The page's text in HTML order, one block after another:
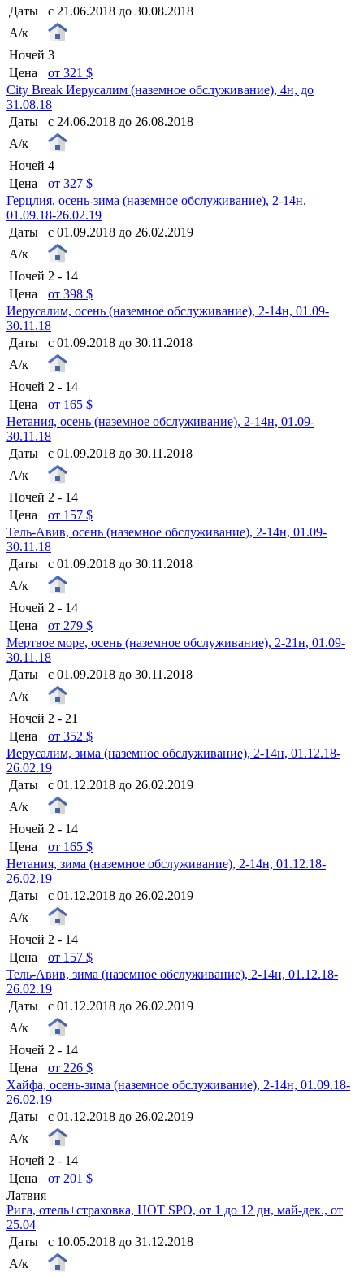
Даты
с 21.06.2018 до 30.08.2018
А/к
Ночей 3
Цена
от 321 $
City Break Иерусалим (наземное обслуживание), 4н, до
31.08.18
Даты
с 24.06.2018 до 26.08.2018
А/к
Ночей 4
Цена
от 327 $
Герцлия, осень-зима (наземное обслуживание), 2-14н,
01.09.18-26.02.19
Даты
с 01.09.2018 до 26.02.2019
А/к
Ночей 2 - 14
Цена
от 398 $
Иерусалим, осень (наземное обслуживание), 2-14н, 01.09-
30.11.18
Даты
с 01.09.2018 до 30.11.2018
А/к
Ночей 2 - 14
Цена
от 165 $
Нетания, осень (наземное обслуживание), 2-14н, 01.09-
30.11.18
Даты
с 01.09.2018 до 30.11.2018
А/к
Ночей 2 - 14
Цена
от 157 $
Тель-Авив, осень (наземное обслуживание), 2-14н, 01.09-
30.11.18
Даты
с 01.09.2018 до 30.11.2018
А/к
Ночей 2 - 14
Цена
от 279 $
Мертвое море, осень (наземное обслуживание), 2-21н, 01.09-
30.11.18
Даты
с 01.09.2018 до 30.11.2018
А/к
Ночей 2 - 21
Цена
от 352 $
Иерусалим, зима (наземное обслуживание), 2-14н, 01.12.18-
26.02.19
Даты
с 01.12.2018 до 26.02.2019
А/к
Ночей 2 - 14
Цена
от 165 $
Нетания, зима (наземное обслуживание), 2-14н, 01.12.18-
26.02.19
Даты
с 01.12.2018 до 26.02.2019
А/к
Ночей 2 - 14
Цена
от 157 $
Тель-Авив, зима (наземное обслуживание), 2-14н, 01.12.18-
26.02.19
Даты
с 01.12.2018 до 26.02.2019
А/к
Ночей 2 - 14
Цена
от 226 $
Хайфа, осень-зима (наземное обслуживание), 2-14н, 01.09.18-
26.02.19
Даты
с 01.12.2018 до 26.02.2019
А/к
Ночей 2 - 14
Цена
от 201 $
Латвия
Рига, отель+страховка, HOT SPO, от 1 до 12 дн, май-дек., от
25.04
Даты
с 10.05.2018 до 31.12.2018
А/к